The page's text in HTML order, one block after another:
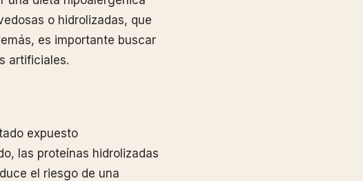
o hidrolizadas, que
es importante buscar
artificiales.
expuesto
las proteínas hidrolizadas
el riesgo de una